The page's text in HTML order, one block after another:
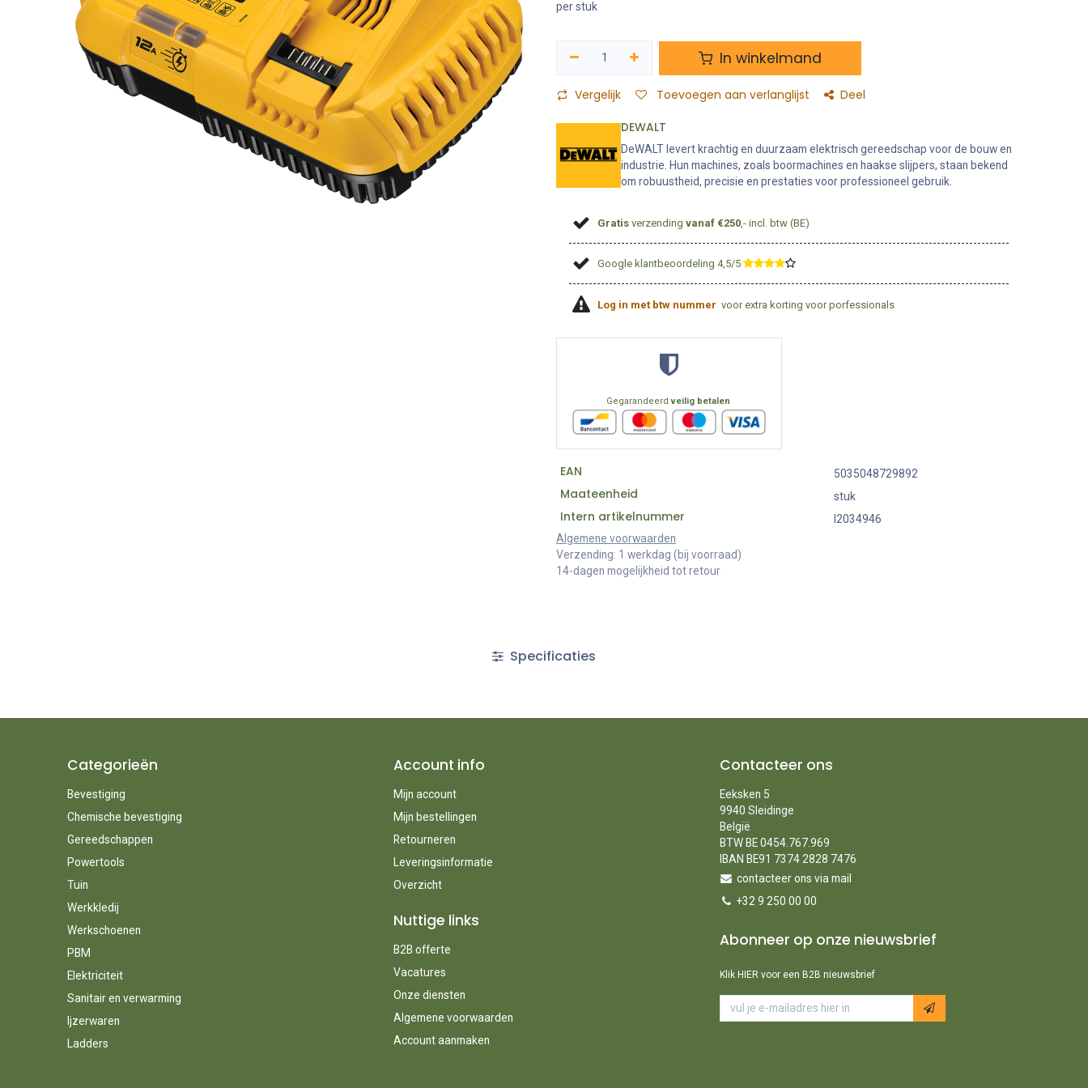
per stuk
In winkelmand
Vergelijk Toevoegen aan verlanglijst Deel
DEWALT
DeWALT levert krachtig en duurzaam elektrisch gereedschap voor de bouw en
industrie. Hun machines, zoals boormachines en haakse slijpers, staan bekend
om robuustheid, precisie en prestaties voor professioneel gebruik.
Gratis verzendingvanaf €250 ,- incl. btw (BE)
Google klantbeoordeling 4,5/5 ​
Log in met btw nummer voor extra korting voor porfessionals
Gegarandeerdveilig betalen
EAN 5035048729892
Maateenheid stuk
Intern artikelnummer
I2034946
Algemene voorwaarden
Verzending: 1 werkdag (bij voorraad)
14-dagen mogelijkheid tot retour
Specificaties
Categorieën
Bevestiging
Chemische bevestiging
Gereedschappen
Powertools
Tuin
Werkkledij
Werkschoenen
PBM
Elektriciteit
Sanitair en verwarming
Ijzerwaren
Ladders
Account info
Mijn account
Mijn bestellingen
Retourneren
Leveringsinformatie
Overzicht
Nuttige links
B2B offerte
Vacatures
Onze diensten
Algemene voorwaarden
Account aanmaken
Contacteer ons
Eeksken 5
9940 Sleidinge
België
BTW BE 0454.767.969
IBAN BE91 7374 2828 7476
contacteer ons via mail
+32 9 250 00 00
Abonneer op onze nieuwsbrief
Klik HIER voor een B2B nieuwsbrief